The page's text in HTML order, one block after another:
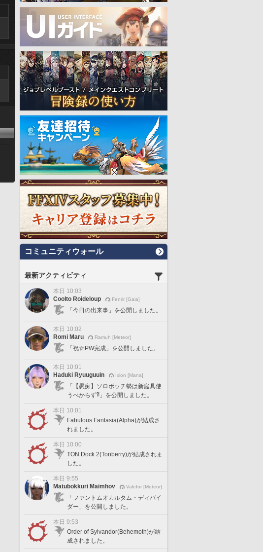
コミュニティウォール
最新アクティビティ
本日 10:03
Coolto Roideloup
Fenrir [Gaia]
「今日の出来事」を公開しました。
本日 10:02
Romi Maru
Ramuh [Meteor]
「祝☆PW完成」を公開しました。
本日 10:01
Haduki Ryuuguuin
Ixion [Mana]
「【愚痴】ソロボッチ勢は新庭具使
うべからず⁈」を公開しました。
本日 10:01
Fabulous Fantasia(Alpha)が結成さ
れました。
本日 10:00
TON Dock 2(Tonberry)が結成されま
した。
本日 9:55
Matubokkuri Maimhov
Valefor [Meteor]
「ファントムオカルタム・ディバイ
ダー」を公開しました。
本日 9:53
Order of Sylvandor(Behemoth)が結
成されました。